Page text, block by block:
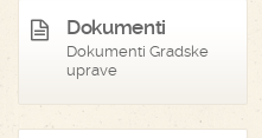
Dokumenti
Dokumenti Gradske
uprave